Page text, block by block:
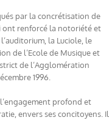
par la concrétisation de
ont renforcé la notoriété et
la Luciole, le
de l’Ecole de Musique et
de l’Agglomération
1996.
profond et
envers ses concitoyens. Il